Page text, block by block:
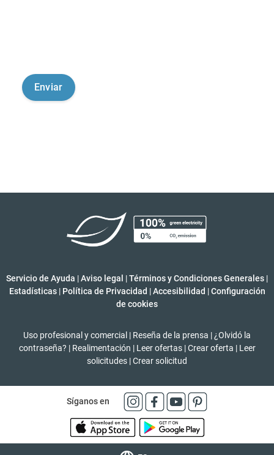
Servicio de Ayuda |Aviso legal |Términos y Condiciones Generales |
Estadísticas | Política de Privacidad | Accesibilidad | Configuración
de cookies
Uso profesional y comercial | Reseña de la prensa | ¿Olvidó la
contraseña? | Realimentación | Leer ofertas | Crear oferta | Leer
solicitudes |Crear solicitud
Síganos en